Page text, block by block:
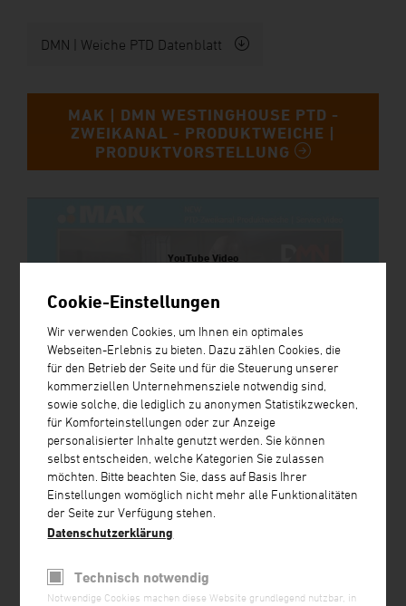
DMN | Weiche PTD Datenblatt
MAK | DMN WESTINGHOUSE PTD -
ZWEIKANAL - PRODUKTWEICHE |
PRODUKTVORSTELLUNG
YouTube Video
finden Sie in unserer Datenschutzerklärung.
Video abspielen
Cookie-Einstellungen
Wir verwenden Cookies, um Ihnen ein optimales
Webseiten-Erlebnis zu bieten. Dazu zählen Cookies, die
für den Betrieb der Seite und für die Steuerung unserer
kommerziellen Unternehmensziele notwendig sind,
sowie solche, die lediglich zu anonymen Statistikzwecken,
für Komforteinstellungen oder zur Anzeige
personalisierter Inhalte genutzt werden. Sie können
selbst entscheiden, welche Kategorien Sie zulassen
möchten. Bitte beachten Sie, dass auf Basis Ihrer
Einstellungen womöglich nicht mehr alle Funktionalitäten
der Seite zur Verfügung stehen.
Datenschutzerklärung
Technisch notwendig
Notwendige Cookies machen diese Website grundlegend nutzbar, in